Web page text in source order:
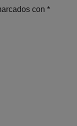
con*